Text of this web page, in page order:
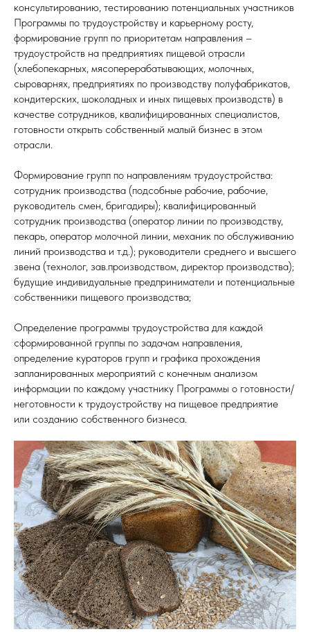
консультированию, тестированию потенциальных участников
Программы по трудоустройству и карьерному росту,
формирование групп по приоритетам направления –
трудоустройств на предприятиях пищевой отрасли
(хлебопекарных, мясоперерабатывающих, молочных,
сыроварнях, предприятиях по производству полуфабрикатов,
кондитерских, шоколадных и иных пищевых производств) в
качестве сотрудников, квалифицированных специалистов,
готовности открыть собственный малый бизнес в этом
отрасли.
Формирование групп по направлениям трудоустройства:
сотрудник производства (подсобные рабочие, рабочие,
руководитель смен, бригадиры); квалифицированный
сотрудник производства (оператор линии по производству,
пекарь, оператор молочной линии, механик по обслуживанию
линий производства и т.д.); руководители среднего и высшего
звена (технолог, зав.производством, директор производства);
будущие индивидуальные предприниматели и потенциальные
собственники пищевого производства;
Определение программы трудоустройства для каждой
сформированной группы по задачам направления,
определение кураторов групп и графика прохождения
запланированных мероприятий с конечным анализом
информации по каждому участнику Программы о готовности/
неготовности к трудоустройству на пищевое предприятие
или созданию собственного бизнеса.